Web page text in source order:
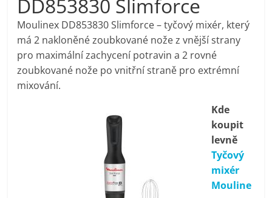
pračky,
televize,
notebooky,
mobilní
telefony,
DD853830 Slimforce
Moulinex DD853830 Slimforce – tyčový mixér, který
má 2 nakloněné zoubkované nože z vnější strany
pro maximální zachycení potravin a 2 rovné
zoubkované nože po vnitřní straně pro extrémní
mixování.
Kde
koupit
levně
Tyčový
mixér
Mouline